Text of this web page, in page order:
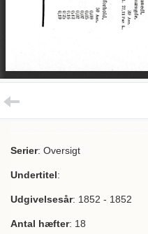
Serier: Oversigt
Undertitel:
Udgivelsesår: 1852 - 1852
Antal hæfter: 18